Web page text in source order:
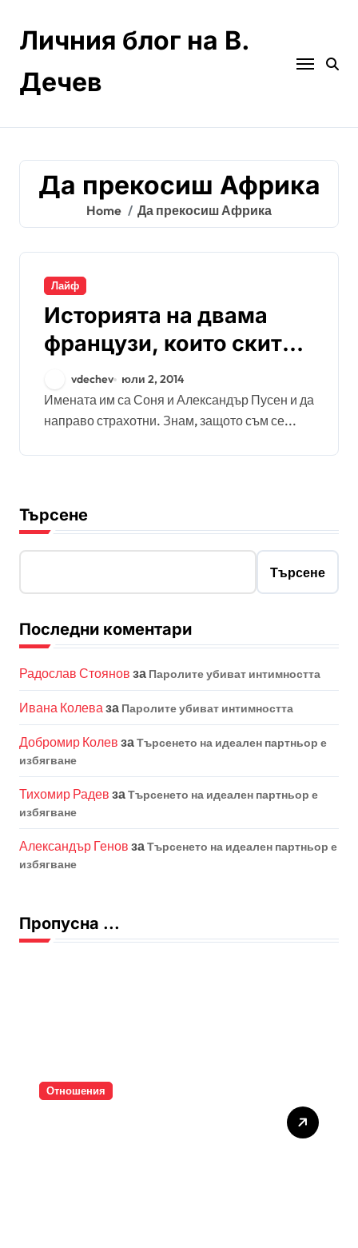
contentЛичния блог на В.
Дечев
Да прекосиш Африка
Home Да прекосиш Африка
Лайф
Историята на двама
французи, които скитат
из света
vdechev юли 2, 2014
Имената им са Соня и Александър Пусен и да
направо страхотни. Знам, защото съм се...
Търсене
Търсене
Последни коментари
Радослав Стоянов за Паролите убиват интимността
Ивана Колеваза Паролите убиват интимността
Добромир Колев заТърсенето на идеален партньор е
избягване
Тихомир Радев заТърсенето на идеален партньор е
избягване
Александър Генов заТърсенето на идеален партньор е
избягване
Пропусна ...
Отношения